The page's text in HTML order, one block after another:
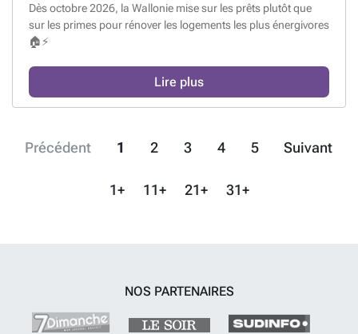
Dès octobre 2026, la Wallonie mise sur les prêts plutôt que
sur les primes pour rénover les logements les plus énergivores
🏠⚡
Lire plus
Précédent 1 2 3 4 5 Suivant
1+ 11+ 21+ 31+
NOS PARTENAIRES